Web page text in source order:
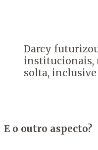
Darcy
institucionais,
solta,
E o outro aspecto?